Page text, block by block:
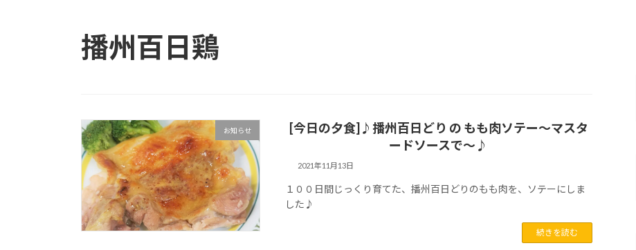
播州百日鶏
お知らせ
[今日の夕食]♪播州百日どり の もも肉ソテー～マスタ
ードソースで～♪
2021年11月13日
１００日間じっくり育てた、播州百日どりのもも肉を、ソテーにしま
した♪
続きを読む